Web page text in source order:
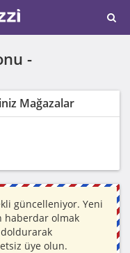
-
Mağazalar
güncelleniyor. Yeni
haberdar olmak
üye olun.